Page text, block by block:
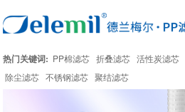
热门关键词: PP棉滤芯 折叠滤芯 活性炭滤芯
除尘滤芯 不锈钢滤芯 聚结滤芯